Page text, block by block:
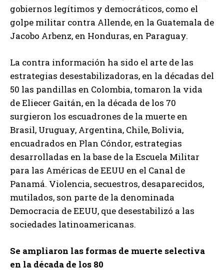
gobiernos legítimos y democráticos, como el
golpe militar contra Allende, en la Guatemala de
Jacobo Arbenz, en Honduras, en Paraguay.
La contra información ha sido el arte de las
estrategias desestabilizadoras, en la décadas del
50 las pandillas en Colombia, tomaron la vida
de Eliecer Gaitán, en la década de los 70
surgieron los escuadrones de la muerte en
Brasil, Uruguay, Argentina, Chile, Bolivia,
encuadrados en Plan Cóndor, estrategias
desarrolladas en la base de la Escuela Militar
para las Américas de EEUU en el Canal de
Panamá. Violencia, secuestros, desaparecidos,
mutilados, son parte de la denominada
Democracia de EEUU, que desestabilizó a las
sociedades latinoamericanas.
Se ampliaron las formas de muerte selectiva
en la década de los 80